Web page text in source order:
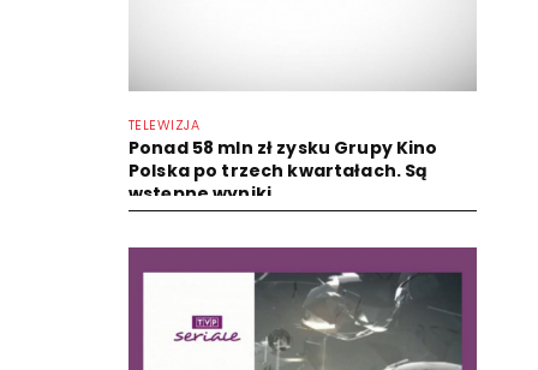
TELEWIZJA
Ponad 58 mln zł zysku Grupy Kino
Polska po trzech kwartałach. Są
wstępne wyniki